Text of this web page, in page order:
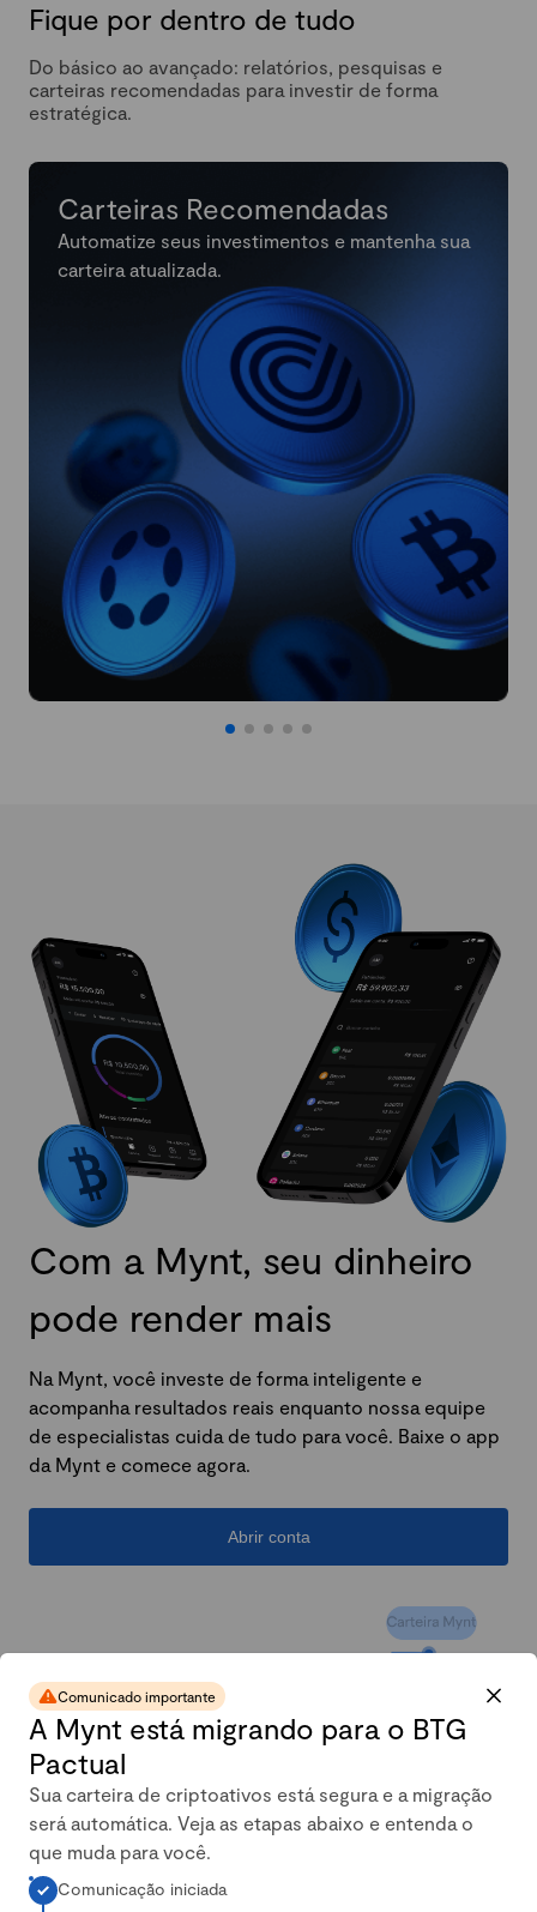
Fique por dentro de tudo
Do básico ao avançado: relatórios, pesquisas e
carteiras recomendadas para investir de forma
estratégica.
Carteiras Recomendadas
Automatize seus investimentos e mantenha sua
carteira atualizada.
Com a Mynt, seu dinheiro
pode render mais
Na Mynt, você investe de forma inteligente e
acompanha resultados reais enquanto nossa equipe
de especialistas cuida de tudo para você. Baixe o app
da Mynt e comece agora.
Abrir conta
A carteira conservadora da
Comunicado importante
A Mynt está migrando para o BTG
Pactual
Sua carteira de criptoativos está segura e a migração
será automática. Veja as etapas abaixo e entenda o
que muda para você.
Comunicação iniciada